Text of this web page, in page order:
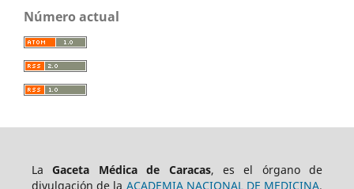
Número actual
LaGaceta Médica de Caracas, es el órgano de
divulgación de la ACADEMIA NACIONAL DE MEDICINA.